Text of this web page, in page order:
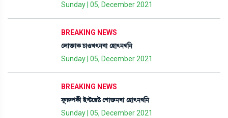
Sunday | 05, December 2021
BREAKING NEWS
ëºàv¡û¡àA¡ W¡à*J;>¤à ëÒà;>K[>
Sunday | 05, December 2021
BREAKING NEWS
óå¡¹ç¡šA¡ã Òü@i¡ì¹Ê¡ ëÅàv¡û¡>¤à ëÒà;>K[>
Sunday | 05, December 2021